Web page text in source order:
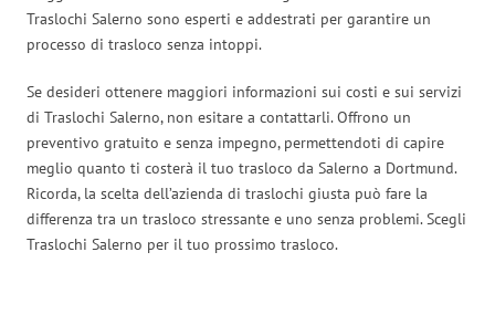
Traslochi Salerno sono esperti e addestrati per garantire un
processo di trasloco senza intoppi.
Se desideri ottenere maggiori informazioni sui costi e sui servizi
di Traslochi Salerno, non esitare a contattarli. Offrono un
preventivo gratuito e senza impegno, permettendoti di capire
meglio quanto ti costerà il tuo trasloco da Salerno a Dortmund.
Ricorda, la scelta dell’azienda di traslochi giusta può fare la
differenza tra un trasloco stressante e uno senza problemi. Scegli
Traslochi Salerno per il tuo prossimo trasloco.